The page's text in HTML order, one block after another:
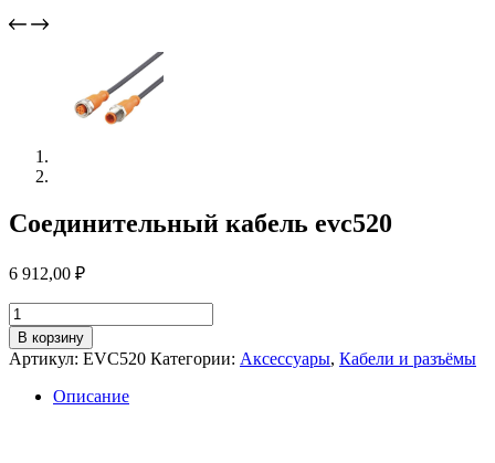
Соединительный кабель evc520
6 912,00 ₽
Количество
товара
Соединительный
кабель
evc520
В корзину
Артикул: EVC520 Категории: Аксессуары, Кабели и разъёмы
Описание